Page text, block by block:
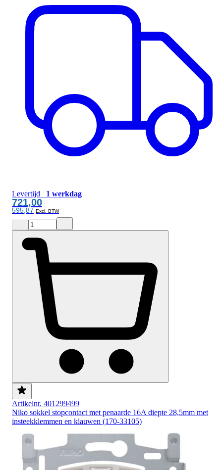
Levertijd 1 werkdag
721,00
595,87
Artikelnr. 401299499
Niko sokkel stopcontact met penaarde 16A diepte 28,5mm met
insteekklemmen en klauwen (170-33105)